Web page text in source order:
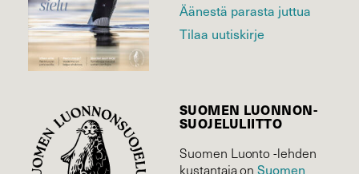
Äänestä parasta juttua
Tilaa uutiskirje
SUOMEN LUONNON­
SUOJELU­LIITTO
Suomen Luonto -lehden
kustantaja onSuomen